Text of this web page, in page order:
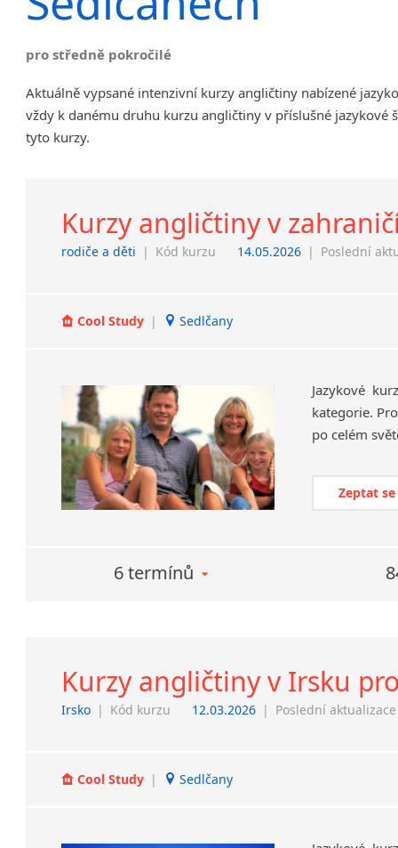
Chrudim
Hodonín
Klatovy
Kolín
Vysoká nad Labem
pro středně pokročilé
Aktuálně vypsané intenzivní kurzy angličtiny nabízené
vždy k danému druhu kurzu angličtiny v příslušné
tyto kurzy.
Kurzy angličtiny v
rodiče a děti | Kód kurzu 14.05.2026 | Poslední
Cool Study | Sedlčany
Jazykové
kategorie.
po celém
Zeptat
6 termínů
Kurzy angličtiny v Irsku
Irsko | Kód kurzu 12.03.2026 | Poslední aktualizace
Cool Study | Sedlčany